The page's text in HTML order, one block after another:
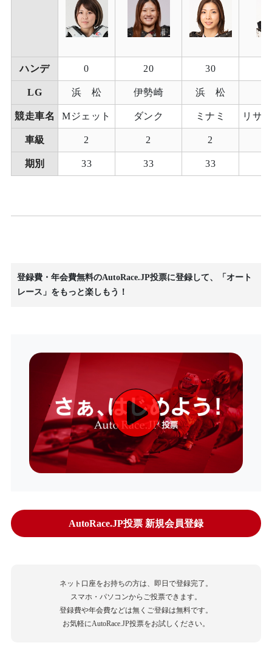
ハンデ 0 20 30
LG 浜 松 伊勢崎 浜 松
競走車名 Mジェット ダンク ミナミ リサ
車級 2 2 2
期別 33 33 33
登録費・年会費無料のAutoRace.JP投票に登録して、「オート
レース」をもっと楽しもう！
AutoRace.JP投票 新規会員登録
ネット口座をお持ちの方は、即日で登録完了。
スマホ・パソコンからご投票できます。
登録費や年会費などは無くご登録は無料です。
お気軽にAutoRace.JP投票をお試しください。